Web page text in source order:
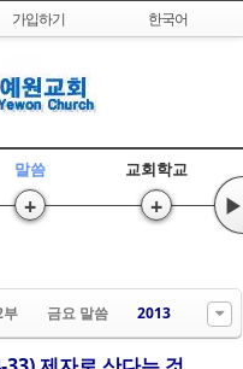
가입하기 한국어
말씀
+
교회학교
+ ▶
부 금요 말씀 2013
북5
북5